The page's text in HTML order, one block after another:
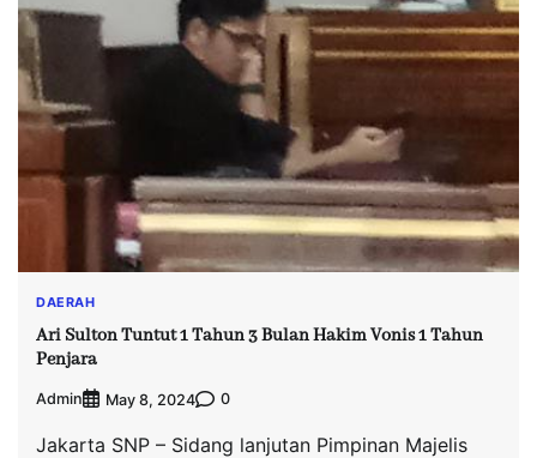
DAERAH
Ari Sulton Tuntut 1 Tahun 3 Bulan Hakim Vonis 1 Tahun
Penjara
Admin May 8, 2024 0
Jakarta SNP – Sidang lanjutan Pimpinan Majelis